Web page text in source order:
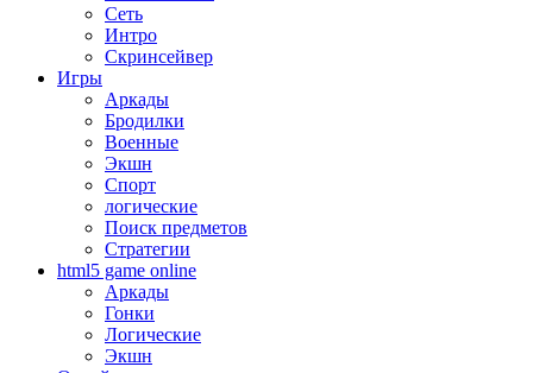
Сеть
Интро
Скринсейвер
Игры
Аркады
Бродилки
Военные
Экшн
Спорт
логические
Поиск предметов
Стратегии
html5 game online
Аркады
Гонки
Логические
Экшн